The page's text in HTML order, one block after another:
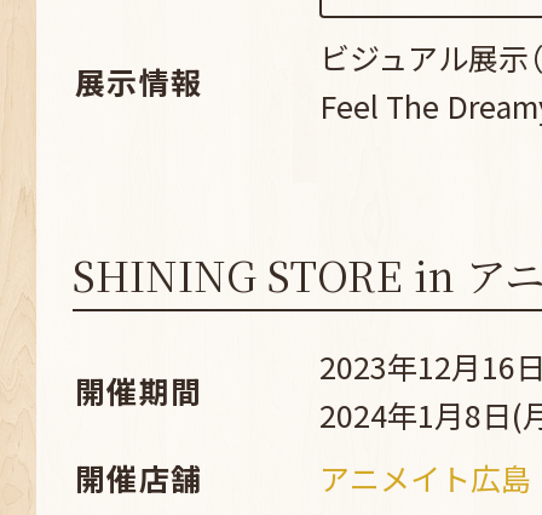
展示情報
ビジュアル展
Feel The
SHINING STORE in ア
開催期間
2023年12月16
2024年1月8日(
開催店舗
アニメイト広島